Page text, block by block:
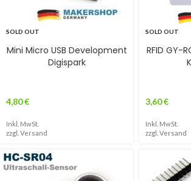
SOLD OUT
Mini Micro USB Development
Digispark
4,80€
Inkl. MwSt.
zzgl. Versand
SOLD OUT
RFID GY-
3,60€
Inkl. MwSt.
zzgl. Versand